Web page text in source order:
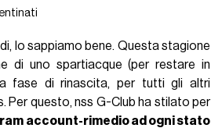
lo sappiamo bene. Questa stagione
di uno spartiacque (per restare in
fase di rinascita, per tutti gli altri
Per questo, nss G-Club ha stilato per
account-rimedio ad ogni stato